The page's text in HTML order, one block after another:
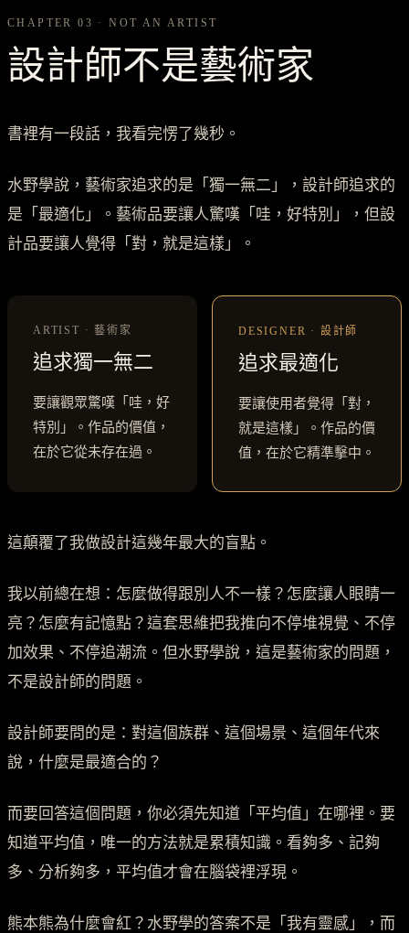
CHAPTER 03 · NOT AN ARTIST
設計師不是藝術家
書裡有一段話，我看完愣了幾秒。
水野學說，藝術家追求的是「獨一無二」，設計師追求的
是「最適化」。藝術品要讓人驚嘆「哇，好特別」，但設
計品要讓人覺得「對，就是這樣」。
ARTIST · 藝術家
追求獨一無二
要讓觀眾驚嘆「哇，好
特別」。作品的價值，
在於它從未存在過。
DESIGNER · 設計師
追求最適化
要讓使用者覺得「對，
就是這樣」。作品的價
值，在於它精準擊中。
這顛覆了我做設計這幾年最大的盲點。
我以前總在想：怎麼做得跟別人不一樣？怎麼讓人眼睛一
亮？怎麼有記憶點？這套思維把我推向不停堆視覺、不停
加效果、不停追潮流。但水野學說，這是藝術家的問題，
不是設計師的問題。
設計師要問的是：對這個族群、這個場景、這個年代來
說，什麼是最適合的？
而要回答這個問題，你必須先知道「平均值」在哪裡。要
知道平均值，唯一的方法就是累積知識。看夠多、記夠
多、分析夠多，平均值才會在腦袋裡浮現。
熊本熊為什麼會紅？水野學的答案不是「我有靈感」，而